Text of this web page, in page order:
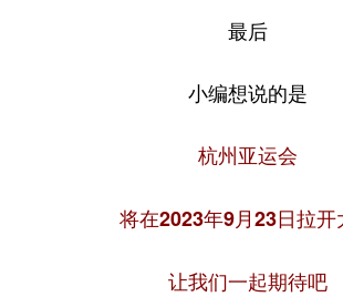
最后
小编想说的是
杭州亚运会
将在2023年9月23日拉开
让我们一起期待吧